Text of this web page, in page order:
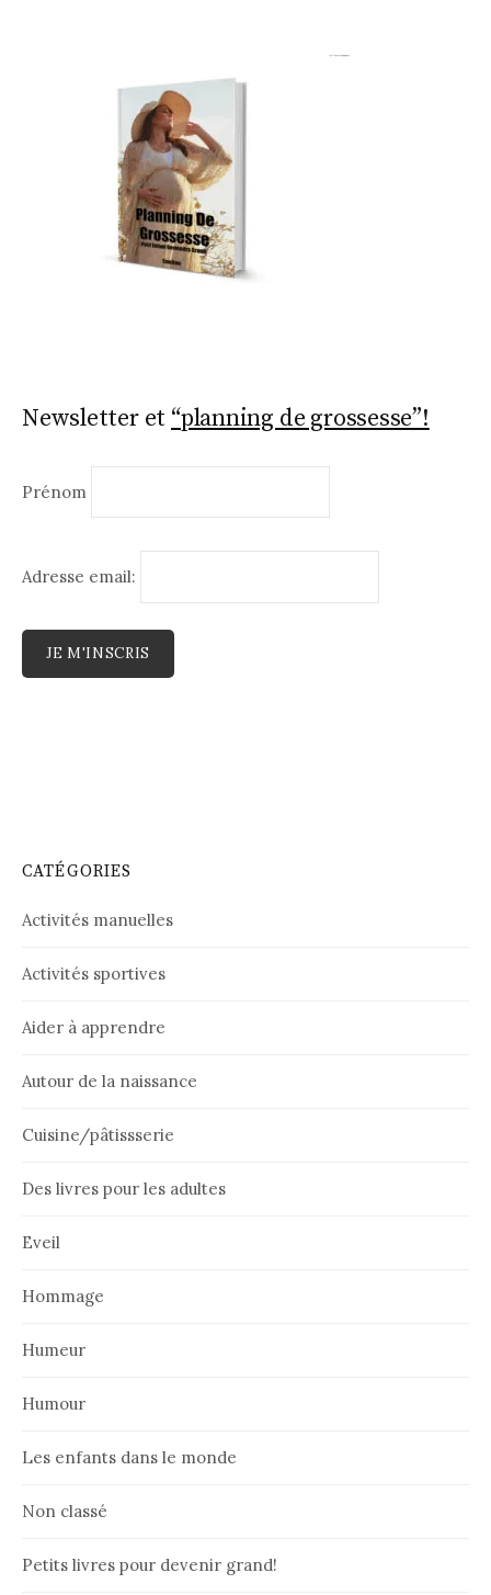
Newsletter et “planning de grossesse”!
Prénom
Adresse email:
CATÉGORIES
Activités manuelles
Activités sportives
Aider à apprendre
Autour de la naissance
Cuisine/pâtissserie
Des livres pour les adultes
Eveil
Hommage
Humeur
Humour
Les enfants dans le monde
Non classé
Petits livres pour devenir grand!